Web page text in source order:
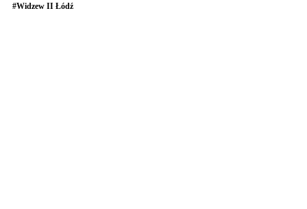
#Widzew II Łódź